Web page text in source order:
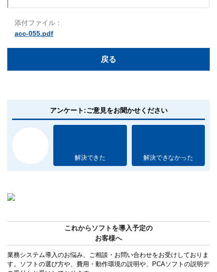
添付ファイル：
acc-055.pdf
戻る
アンケート:ご意見をお聞かせください
解決できた 解決できなかった
これからソフトを導入予定の
お客様へ
業務システム導入のお悩み、ご相談・お問い合わせをお受けしておりま
す。ソフトの選び方や、費用・動作環境の説明や、PCAソフトの説明デ